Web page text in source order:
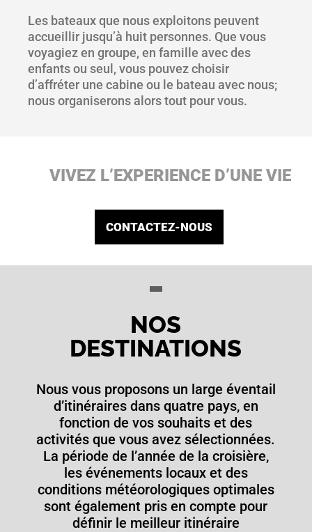
Les bateaux que nous exploitons peuvent
accueillir jusqu’à huit personnes. Que vous
voyagiez en groupe, en famille avec des
enfants ou seul, vous pouvez choisir
d’affréter une cabine ou le bateau avec nous;
nous organiserons alors tout pour vous.
VIVEZ L’EXPERIENCE D’UNE VIE
CONTACTEZ-NOUS
NOS
DESTINATIONS
Nous vous proposons un large éventail
d’itinéraires dans quatre pays, en
fonction de vos souhaits et des
activités que vous avez sélectionnées.
La période de l’année de la croisière,
les événements locaux et des
conditions météorologiques optimales
sont également pris en compte pour
définir le meilleur itinéraire